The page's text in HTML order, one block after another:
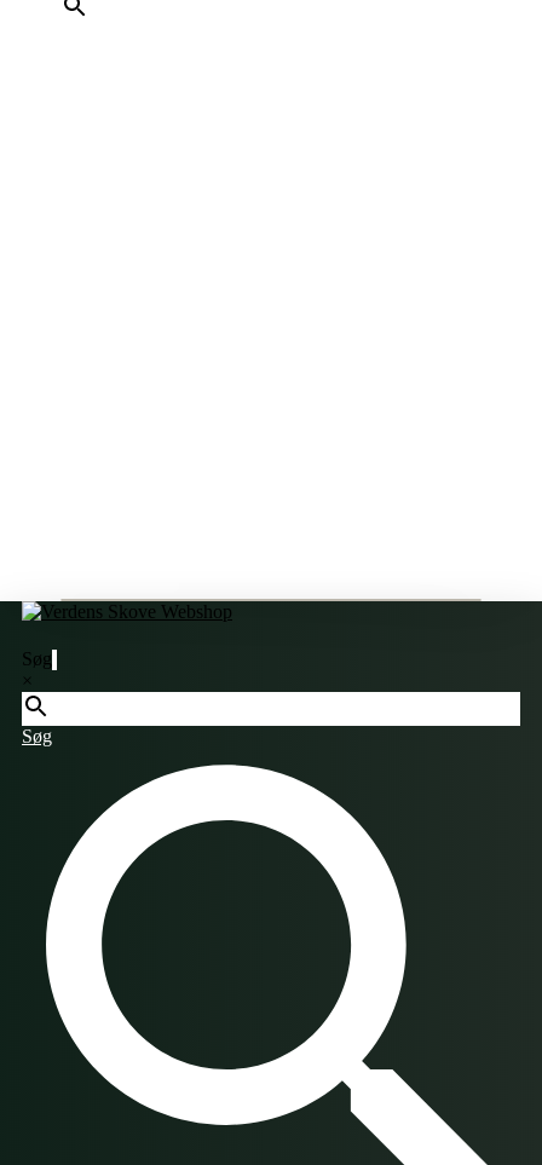
Søg
×
Søg